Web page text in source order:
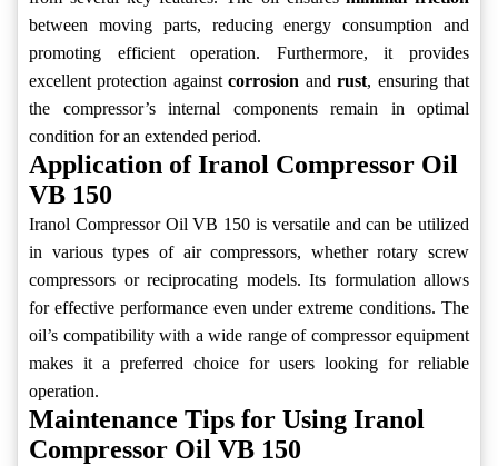
between moving parts, reducing energy consumption and
promoting efficient operation. Furthermore, it provides
excellent protection againstcorrosion andrust, ensuring that
the compressor’s internal components remain in optimal
condition for an extended period.
Application of Iranol Compressor Oil
VB 150
Iranol Compressor Oil VB 150 is versatile and can be utilized
in various types of air compressors, whether rotary screw
compressors or reciprocating models. Its formulation allows
for effective performance even under extreme conditions. The
oil’s compatibility with a wide range of compressor equipment
makes it a preferred choice for users looking for reliable
operation.
Maintenance Tips for Using Iranol
Compressor Oil VB 150